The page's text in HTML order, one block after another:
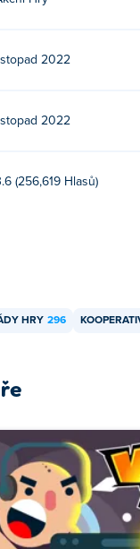
2022
2022
(256,619 Hlasů)
HRY 296